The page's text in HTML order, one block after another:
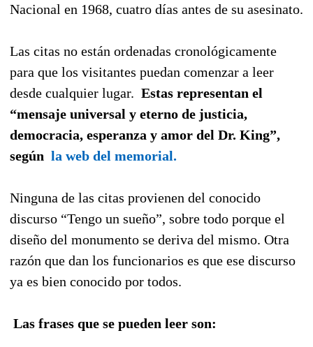
Nacional en 1968, cuatro días antes de su asesinato.
Las citas no están ordenadas cronológicamente
para que los visitantes puedan comenzar a leer
desde cualquier lugar. Estas representan el
“mensaje universal y eterno de justicia,
democracia, esperanza y amor del Dr. King”,
según la web del memorial.
Ninguna de las citas provienen del conocido
discurso “Tengo un sueño”, sobre todo porque el
diseño del monumento se deriva del mismo. Otra
razón que dan los funcionarios es que ese discurso
ya es bien conocido por todos.
Las frases que se pueden leer son: